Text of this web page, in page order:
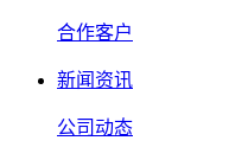
合作客户
新闻资讯
公司动态